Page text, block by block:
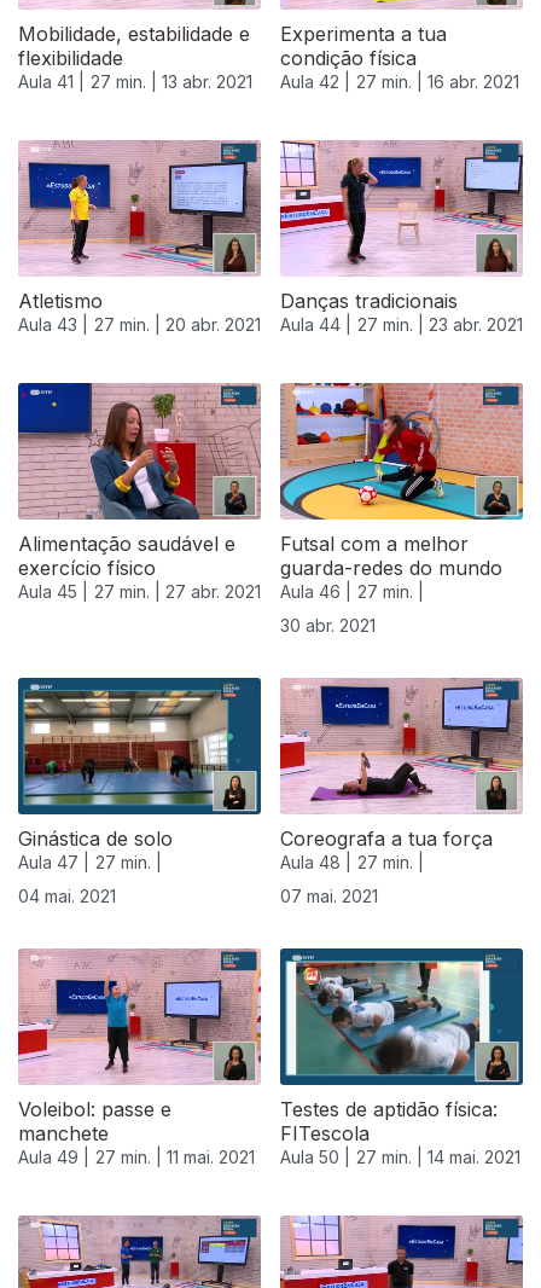
Mobilidade, estabilidade e
flexibilidade
Aula 41 | 27 min. | 13 abr. 2021
Experimenta a tua
condição física
Aula 42 | 27 min. | 16 abr. 2021
Atletismo
Aula 43 | 27 min. | 20 abr. 2021
Danças tradicionais
Aula 44 | 27 min. | 23 abr. 2021
Alimentação saudável e
exercício físico
Aula 45 | 27 min. | 27 abr. 2021
Futsal com a melhor
guarda-redes do mundo
Aula 46 |
27 min. |
30 abr. 2021
Ginástica de solo
Aula 47 |
27 min. |
04 mai. 2021
Coreografa a tua força
Aula 48 |
27 min. |
07 mai. 2021
542350
Voleibol: passe e
manchete
Aula 49 | 27 min. | 11 mai. 2021
Testes de aptidão física:
FITescola
Aula 50 | 27 min. | 14 mai. 2021